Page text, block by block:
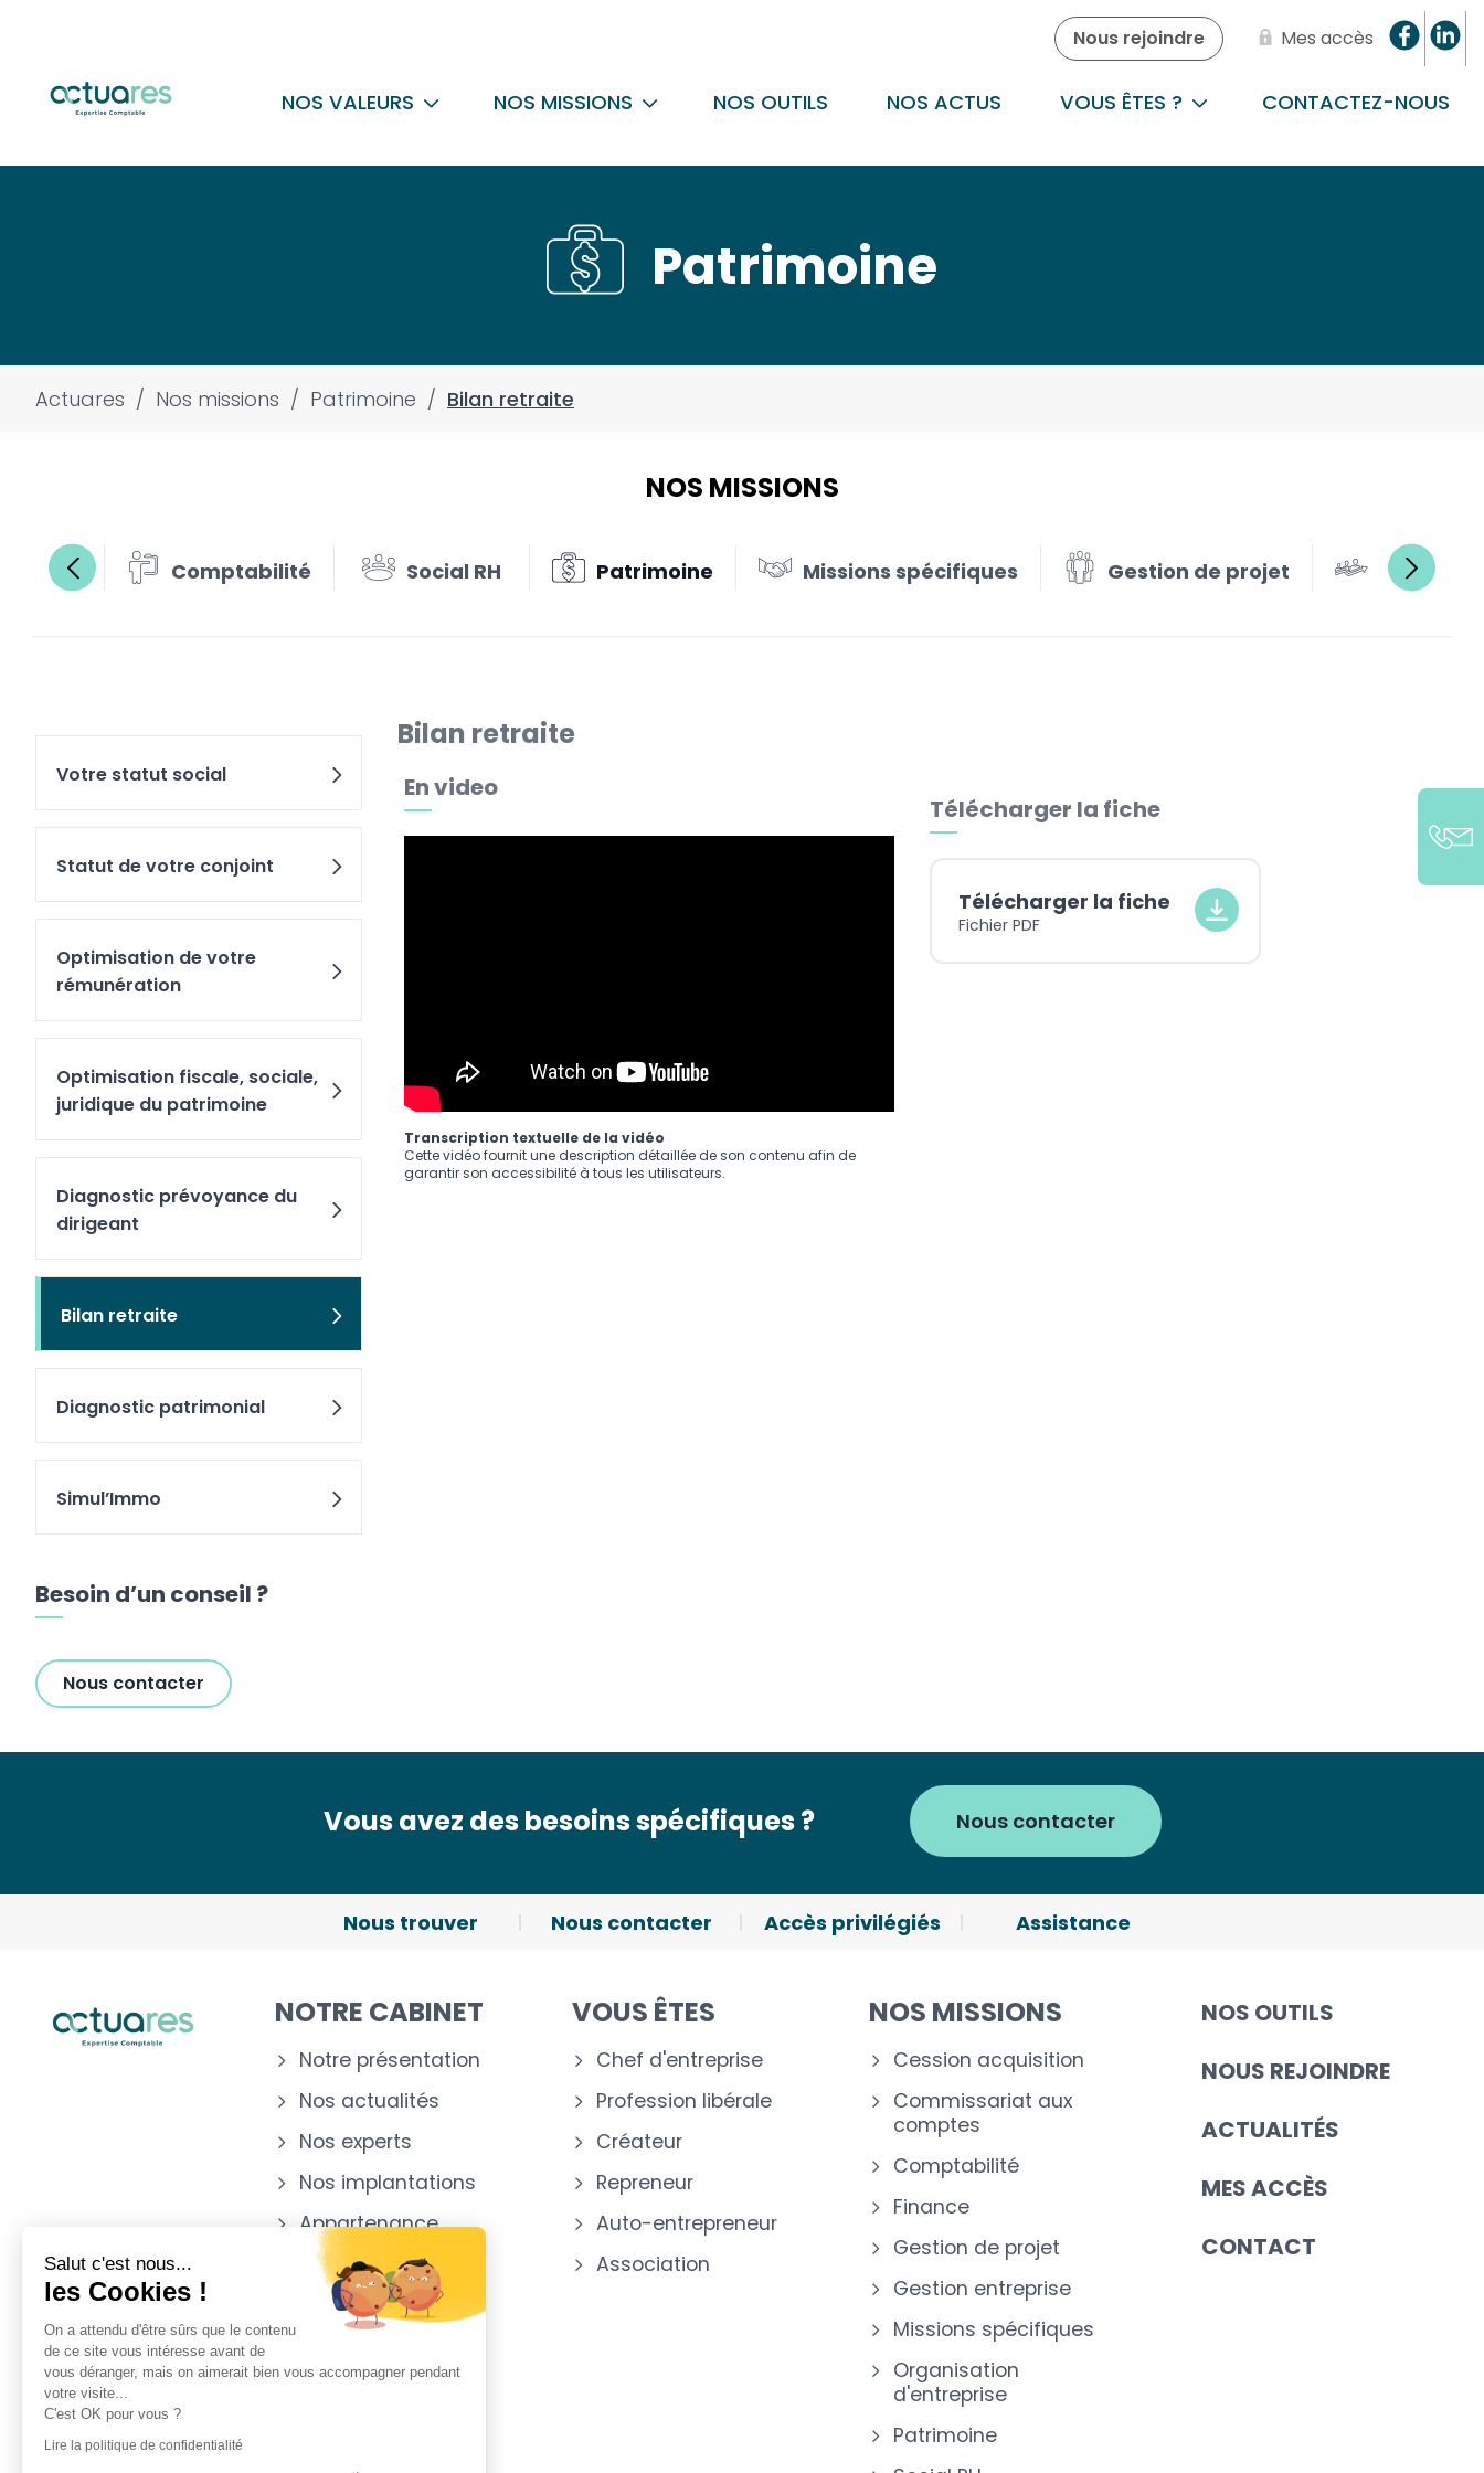
Nous rejoindre Mes accès
NOS VALEURS NOS MISSIONS NOS OUTILS NOS ACTUS VOUS ÊTES ? CONTACTEZ-NOUS
Patrimoine
Actuares / Nos missions / Patrimoine / Bilan retraite
NOS MISSIONS
Comptabilité Social RH Patrimoine Missions spécifiques Gestion de projet Gestion
Votre statut social
Statut de votre conjoint
Optimisation de votre
rémunération
Optimisation fiscale, sociale,
juridique du patrimoine
Diagnostic prévoyance du
dirigeant
Bilan retraite
Diagnostic patrimonial
Simul’Immo
Besoin d’un conseil ?
Nous contacter
Bilan retraite
En video
Transcription textuelle de la vidéo
Cette vidéo fournit une description détaillée de son contenu afin de
garantir son accessibilité à tous les utilisateurs.
Télécharger la fiche
Télécharger la fiche
Fichier PDF
Vous avez des besoins spécifiques ? Nous contacter
Nous trouver Nous contacter Accès privilégiés Assistance
NOTRE CABINET
Notre présentation
Nos actualités
Nos experts
Nos implantations
Appartenance
VOUS ÊTES
Chef d'entreprise
Profession libérale
Créateur
Repreneur
Auto-entrepreneur
Association
NOS MISSIONS
Cession acquisition
Commissariat aux
comptes
Comptabilité
Finance
Gestion de projet
Gestion entreprise
Missions spécifiques
Organisation
d'entreprise
Patrimoine
NOS OUTILS
NOUS REJOINDRE
ACTUALITÉS
MES ACCÈS
CONTACT
Salut c'est nous...
les Cookies !
On a attendu d'être sûrs que le contenu
de ce site vous intéresse avant de
vous déranger, mais on aimerait bien vous accompagner pendant
votre visite...
C'est OK pour vous ?
Lire la politique de confidentialité